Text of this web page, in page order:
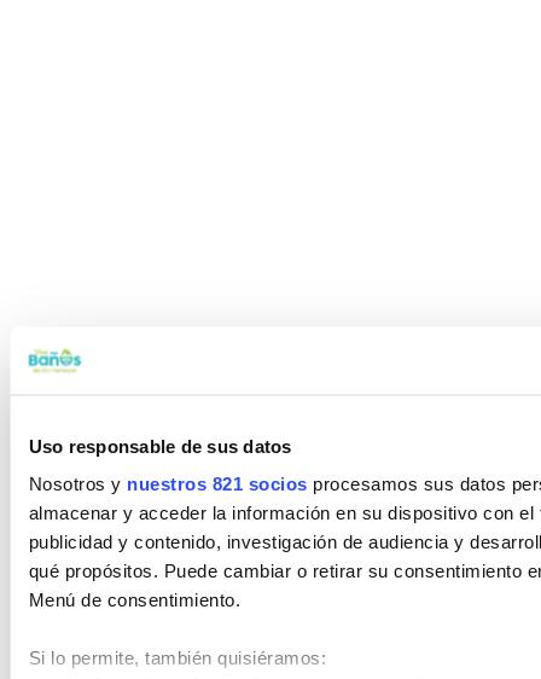
Uso responsable de sus datos
Nosotros y nuestros 821 socios procesamos sus datos
almacenar y acceder la información en su dispositivo con
publicidad y contenido, investigación de audiencia y
qué propósitos. Puede cambiar o retirar su consentimiento
Menú de consentimiento.
Si lo permite, también quisiéramos: